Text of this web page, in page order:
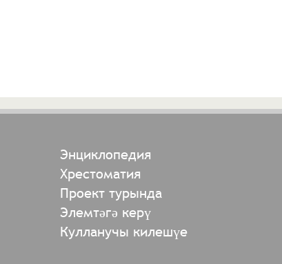
Энциклопедия
Хрестоматия
Проект турында
Элемтәгә керү
Кулланучы килешүе